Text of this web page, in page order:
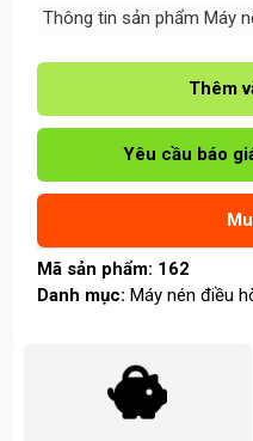
Thông tin sản phẩm Máy
Máy
điều
hòa
TFD-
số
lượng
Thêm
Yêu cầu báo
Mã sản phẩm: 162
Danh mục:Máy nén điều